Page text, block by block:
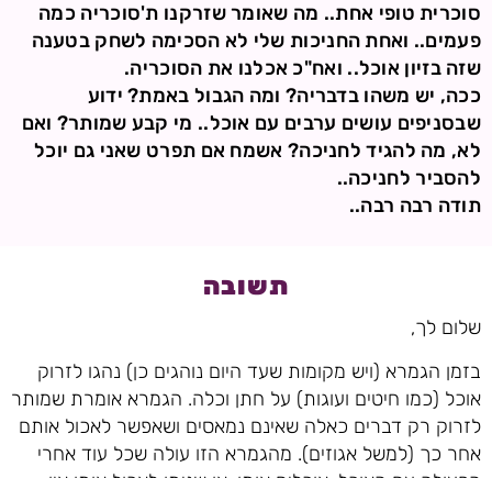
סוכרית טופי אחת.. מה שאומר שזרקנו ת'סוכריה כמה
פעמים.. ואחת החניכות שלי לא הסכימה לשחק בטענה
שזה בזיון אוכל.. ואח"כ אכלנו את הסוכריה.
ככה, יש משהו בדבריה? ומה הגבול באמת? ידוע
שבסניפים עושים ערבים עם אוכל.. מי קבע שמותר? ואם
לא, מה להגיד לחניכה? אשמח אם תפרט שאני גם יוכל
להסביר לחניכה..
תודה רבה רבה..
תשובה
שלום לך,
בזמן הגמרא (ויש מקומות שעד היום נוהגים כן) נהגו לזרוק
אוכל (כמו חיטים ועוגות) על חתן וכלה. הגמרא אומרת שמותר
לזרוק רק דברים כאלה שאינם נמאסים ושאפשר לאכול אותם
אחר כך (למשל אגוזים). מהגמרא הזו עולה שכל עוד אחרי